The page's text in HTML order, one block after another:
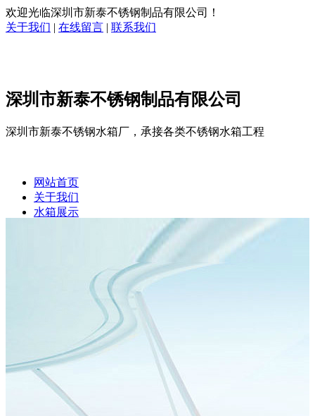
欢迎光临深圳市新泰不锈钢制品有限公司！
关于我们 | 在线留言 | 联系我们
深圳市新泰不锈钢制品有限公司
深圳市新泰不锈钢水箱厂，承接各类不锈钢水箱工程
网站首页
关于我们
水箱展示